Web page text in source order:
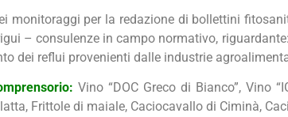
monitoraggi per la redazione di bollettini
– consulenze in campo normativo,
dei reflui provenienti dalle industrie
Vino “DOC Greco di Bianco”, Vino
Frittole di maiale, Caciocavallo di Ciminà,